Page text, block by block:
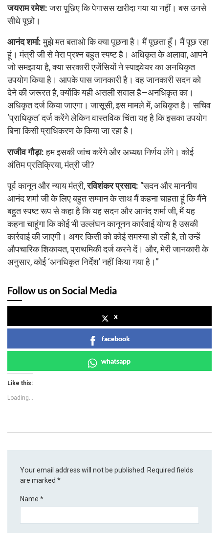
जयराम रमेश:जरा पूछिए कि पेगासस खरीदा गया या नहीं। बस उनसे
सीधे पूछो।
आनंद शर्मा:मुझे मत बताओ कि क्या पूछना है। मैं पूछता हूँ। मैं पूछ रहा
हूं। मंत्री जी से मेरा प्रश्न बहुत स्पष्ट है। अधिकृत के अलावा, आपने
जो समझाया है, क्या सरकारी एजेंसियों ने स्पाइवेयर का अनधिकृत
उपयोग किया है। आपके पास जानकारी है। वह जानकारी सदन को
देने की जरूरत है, क्योंकि यही असली सवाल है—अनधिकृत का।
अधिकृत दर्ज किया जाएगा। जासूसी, इस मामले में, अधिकृत है। सचिव
‘प्राधिकृत’ दर्ज करेंगे लेकिन वास्तविक चिंता यह है कि इसका उपयोग
बिना किसी प्राधिकरण के किया जा रहा है।
राजीव गौड़ा: हम इसकी जांच करेंगे और अध्यक्ष निर्णय लेंगे। कोई
अंतिम प्रतिक्रिया, मंत्री जी?
पूर्व कानून और न्याय मंत्री,रविशंकर प्रसाद: “सदन और माननीय
आनंद शर्मा जी के लिए बहुत सम्मान के साथ मैं कहना चाहता हूं कि मैंने
बहुत स्पष्ट रूप से कहा है कि यह सदन और आनंद शर्मा जी, मैं यह
कहना चाहूंगा कि कोई भी उल्लंघन कानूनन कार्रवाई योग्य है उसकी
कार्रवाई की जाएगी। अगर किसी को कोई समस्या हो रही है, तो उन्हें
औपचारिक शिकायत, प्राथमिकी दर्ज करने दें। और, मेरी जानकारी के
अनुसार, कोई ‘अनधिकृत निर्देश’ नहीं किया गया है।”
Follow us on Social Media
x
facebook
whatsapp
Like this:
Loading...
Your email address will not be published.
Required fields
are marked*
Name*